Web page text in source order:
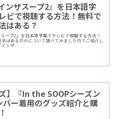
ンザスープ2』を日本語字
ビで視聴する方法！無料で
はある？
ープ2』を日本語字幕でテレビで視聴する方法！
はあるのかについて調べてみましたのでご紹介し
インザ...
ズ】『In the SOOPシーズン
バー着用のグッズ紹介と購